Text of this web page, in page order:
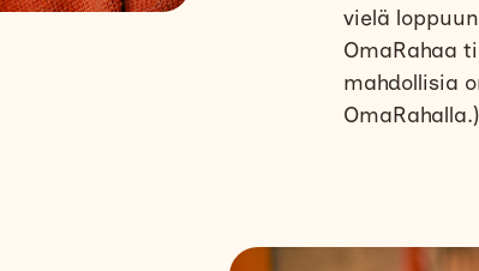
vielä
OmaRahaa
mahdollisia
OmaRahalla.)